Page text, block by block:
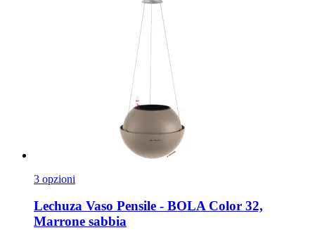
3 opzioni
Lechuza Vaso Pensile -​ BOLA Color 32,
Marrone sabbia